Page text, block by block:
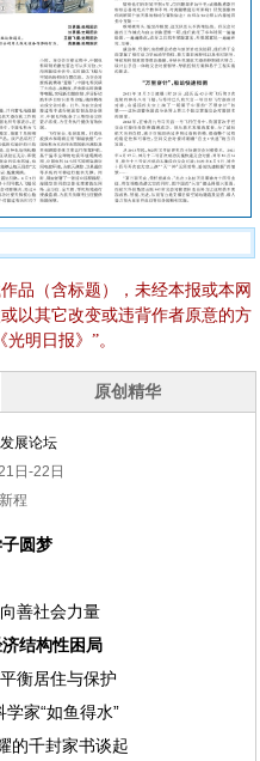
品（含标题），未经本报或本网
以其它改变或违背作者原意的方
明日报》”。